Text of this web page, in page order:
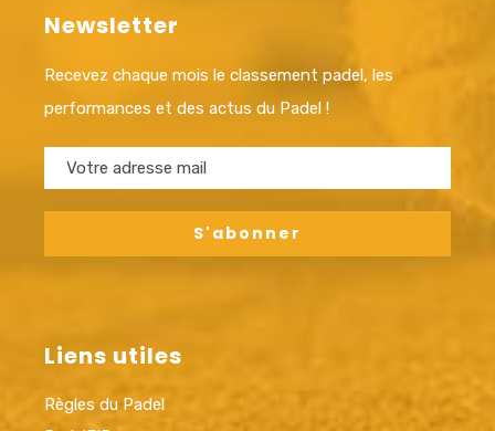
Newsletter
Recevez chaque mois le classement padel, les
performances et des actus du Padel !
Liens utiles
Règles du Padel